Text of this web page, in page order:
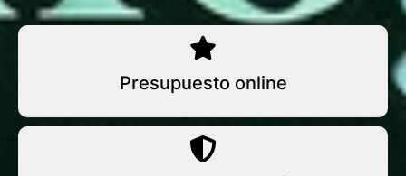
Presupuesto online